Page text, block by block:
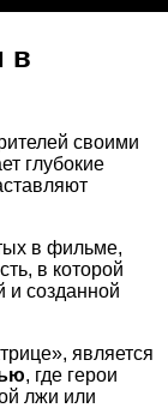
в
своими
глубокие
в фильме,
в которой
и созданной
является
, где герои
лжи или